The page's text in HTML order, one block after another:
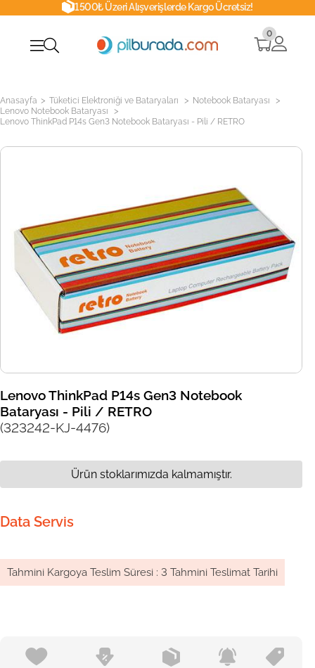
1500₺ Üzeri Alışverişlerde Kargo Ücretsiz!
0
Anasayfa > Tüketici Elektroniği ve Bataryaları > Notebook Bataryası >
Lenovo Notebook Bataryası >
Lenovo ThinkPad P14s Gen3 Notebook Bataryası - Pili / RETRO
Lenovo ThinkPad P14s Gen3 Notebook
Bataryası - Pili / RETRO
(323242-KJ-4476)
Data Servis
Tahmini Kargoya Teslim Süresi : 3 Tahmini Teslimat Tarihi
Ürün stoklarımızda kalmamıştır.